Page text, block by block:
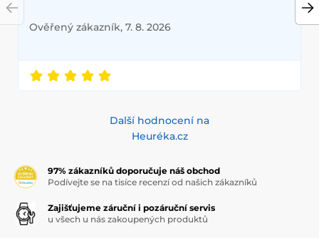
Ověřený zákazník, 7. 8. 2026
Další hodnocení na
Heuréka.cz
97% zákazníků doporučuje náš obchod
Podívejte se na tisíce recenzí od našich zákazníků
Zajišťujeme záruční i pozáruční servis
u všech u nás zakoupených produktů